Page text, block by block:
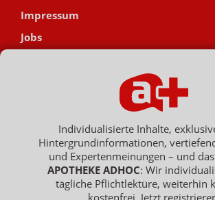
Impressum
Jobs
Hinweisgebersystem
Vertrag widerrufen
Individualisierte Inhalte,
Hintergrundinformationen,
und Expertenmeinungen – und das
APOTHEKE ADHOC: Wir
tägliche Pflichtlektüre, weiterhin
kostenfrei. Jetzt